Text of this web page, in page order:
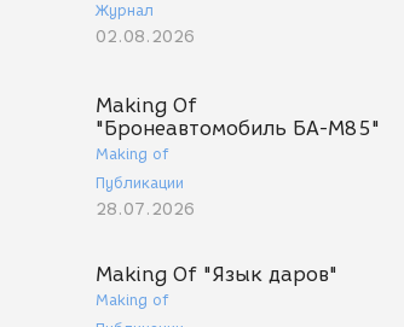
Журнал
02.08.2026
Making Of
"Бронеавтомобиль БА-М85"
Making of
Публикации
28.07.2026
Making Of "Язык даров"
Making of